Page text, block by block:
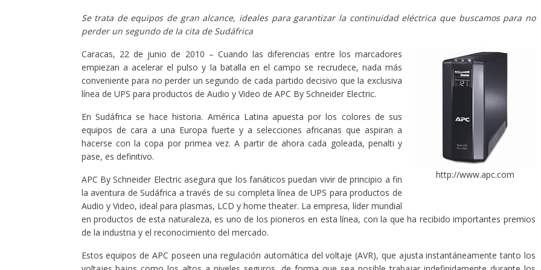
Se trata de equipos de gran alcance, ideales para garantizar la continuidad eléctrica que buscamos para no
perder un segundo de la cita de Sudáfrica
http://www.apc.com
Caracas, 22 de junio de 2010 – Cuando las diferencias entre los marcadores
empiezan a acelerar el pulso y la batalla en el campo se recrudece, nada más
conveniente para no perder un segundo de cada partido decisivo que la exclusiva
línea de UPS para productos de Audio y Video de APC By Schneider Electric.
En Sudáfrica se hace historia. América Latina apuesta por los colores de sus
equipos de cara a una Europa fuerte y a selecciones africanas que aspiran a
hacerse con la copa por primea vez. A partir de ahora cada goleada, penalti y
pase, es definitivo.
APC By Schneider Electric asegura que los fanáticos puedan vivir de principio a fin
la aventura de Sudáfrica a través de su completa línea de UPS para productos de
Audio y Video, ideal para plasmas, LCD y home theater. La empresa, líder mundial
en productos de esta naturaleza, es uno de los pioneros en esta línea, con la que ha recibido importantes premios
de la industria y el reconocimiento del mercado.
Estos equipos de APC poseen una regulación automática del voltaje (AVR), que ajusta instantáneamente tanto los